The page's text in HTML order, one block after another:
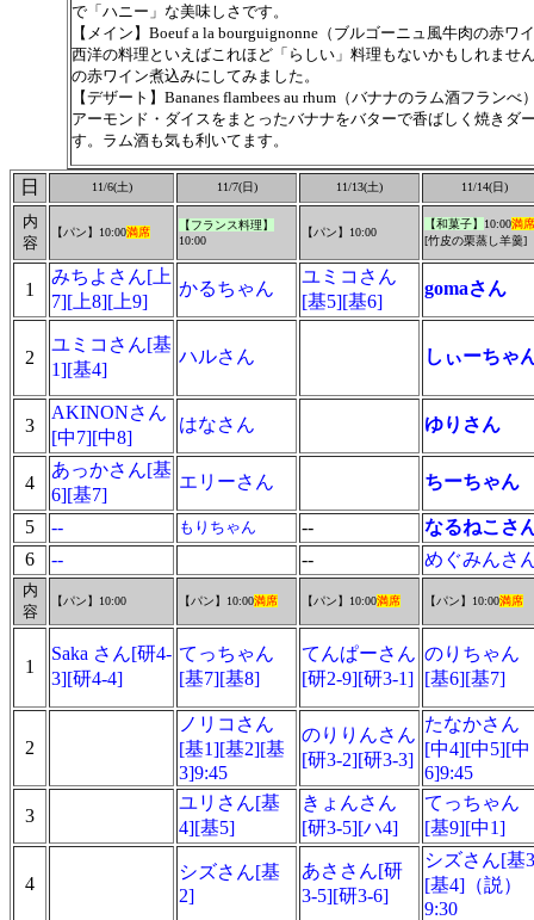
で「ハニー」な美味しさです。
【メイン】Boeuf a la bourguignonne（ブルゴーニュ風牛肉の赤ワ
西洋の料理といえばこれほど「らしい」料理もないかもしれま
の赤ワイン煮込みにしてみました。
【デザート】Bananes flambees au rhum（バナナのラム酒フランべ
アーモンド・ダイスをまとったバナナをバターで香ばしく焼き
す。ラム酒も気も利いてます。
日 11/6(土) 11/7(日) 11/13(土) 11/14(日)
内
容
【パン】10:00満席
【フランス料理】
10:00
【パン】10:00
【和菓子】 10:00満席
[竹皮の栗蒸し羊羹]
1
みちよさん[上
7][上8][上9]
かるちゃん
ユミコさん
[基5][基6]
gomaさん
2
ユミコさん[基
1][基4]
ハルさん しぃーちゃ
3
AKINONさん
[中7][中8]
はなさん ゆりさん
4
あっかさん[基
6][基7]
エリーさん ちーちゃん
5 -- もりちゃん --
なるねこさ
6
-- -- めぐみんさ
内
容
【パン】10:00 【パン】10:00満席 【パン】10:00満席 【パン】10:00満席
1
Saka さん[研4-
3][研4-4]
てっちゃん
[基7][基8]
てんぱーさん
[研2-9][研3-1]
のりちゃん
[基6][基7]
2
ノリコさん
[基1][基2][基
3]9:45
のりりんさん
[研3-2][研3-3]
たなかさん
[中4][中5][中
6]9:45
3
ユリさん[基
4][基5]
きょんさん
[研3-5][ハ4]
てっちゃん
[基9][中1]
4
シズさん[基
2]
あささん[研
3-5][研3-6]
シズさん[基
[基4]（説）
9:30